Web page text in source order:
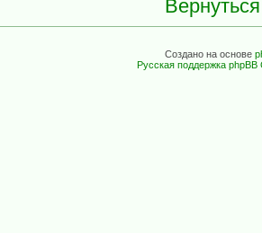
Создано на основе
Русская поддержка phpBB